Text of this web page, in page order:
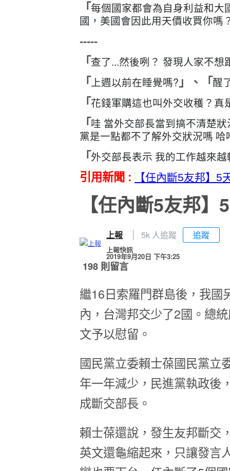
「 每個國家都會為自身利益和
國，美國會因此用天價收買你嗎
-----
「 查了...然後咧？ 發現人家不
「 上週以前在睡覺嗎? 」、 「 醒
「 花錢軍購這也叫外交收穫？
「 哇 當外交部長當到搞不清楚
黨是一點都不了解外交狀況嗎 哈
「 外交部長表示 我的工作越來
引用新聞 : 【任內斷5友邦】5
【任內斷5友邦
上報 5k 人追蹤 追蹤
上報快訊
2019年9月20日 下午3:25
198 則留言
繼16日索羅門群島後，我國
內，台灣邦交少了2國。總
文予以慰留。
國民黨立委賴士葆國民黨立
年一年減少，民進黨執政後
成斷交部長。
賴士葆還說，發生友邦斷交
英文還龜縮起來，只讓發言